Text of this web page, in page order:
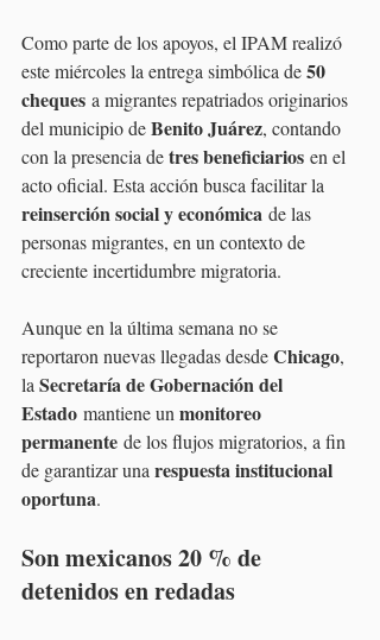
Como parte de los apoyos, el IPAM realizó
este miércoles la entrega simbólica de 50
cheques a migrantes repatriados originarios
del municipio de Benito Juárez, contando
con la presencia de tres beneficiarios en el
acto oficial. Esta acción busca facilitar la
reinserción social y económica de las
personas migrantes, en un contexto de
creciente incertidumbre migratoria.
Aunque en la última semana no se
reportaron nuevas llegadas desde Chicago,
la Secretaría de Gobernación del
Estado mantiene un monitoreo
permanente de los flujos migratorios, a fin
de garantizar una respuesta institucional
oportuna.
Son mexicanos 20 % de
detenidos en redadas